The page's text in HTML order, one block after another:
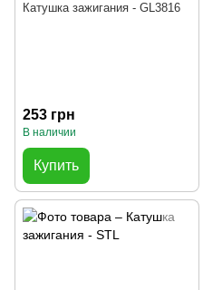
Катушка зажигания - GL3816
253 грн
В наличии
Купить